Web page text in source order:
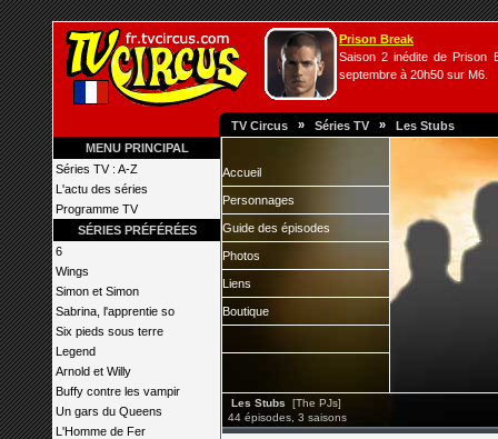
Prison Break
Saison 2 inédite de Prison
septembre à 20h50 sur M6.
TV Circus » Séries TV » Les Stubs
MENU PRINCIPAL
Séries TV : A-Z
L'actu des séries
Programme TV
SÉRIES PRÉFÉRÉES
6
Wings
Simon et Simon
Sabrina, l'apprentie so
Six pieds sous terre
Legend
Arnold et Willy
Buffy contre les vampir
Un gars du Queens
L'Homme de Fer
Accueil
Personnages
Guide des épisodes
Photos
Liens
Boutique
Les Stubs
[The PJs]
44 épisodes, 3 saisons